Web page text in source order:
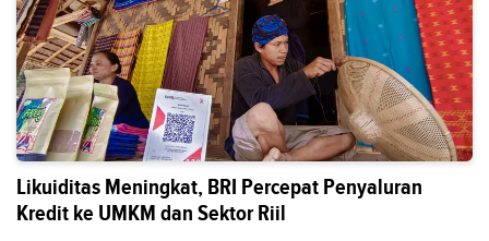
Likuiditas Meningkat, BRI Percepat Penyaluran
Kredit ke UMKM dan Sektor Riil